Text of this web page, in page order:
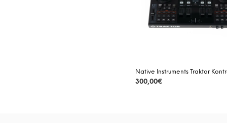
Native Instruments Traktor
300,00€